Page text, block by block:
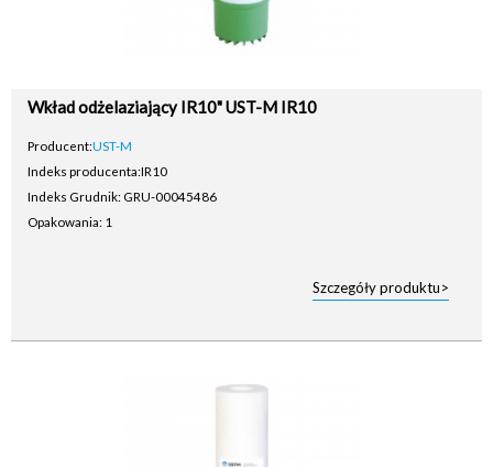
Wkład odżelaziający IR10" UST-M IR10
Producent:UST-M
Indeks producenta:IR10
Indeks Grudnik: GRU-00045486
Opakowania: 1
Szczegóły produktu>